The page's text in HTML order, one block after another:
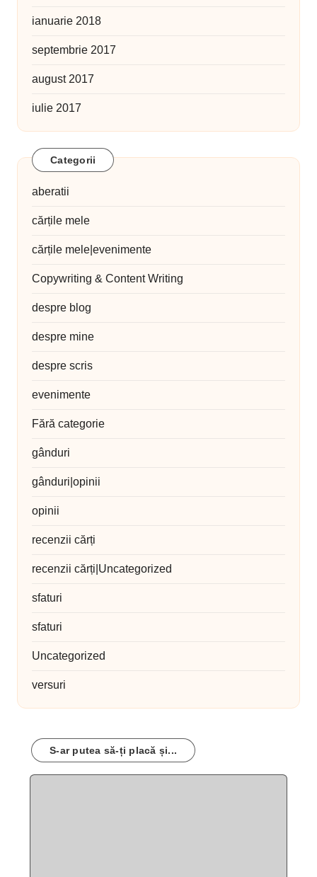
ianuarie 2018
septembrie 2017
august 2017
iulie 2017
Categorii
aberatii
cărțile mele
cărțile mele|evenimente
Copywriting & Content Writing
despre blog
despre mine
despre scris
evenimente
Fără categorie
gânduri
gânduri|opinii
opinii
recenzii cărți
recenzii cărți|Uncategorized
sfaturi
sfaturi
Uncategorized
versuri
S-ar putea să-ți placă și...